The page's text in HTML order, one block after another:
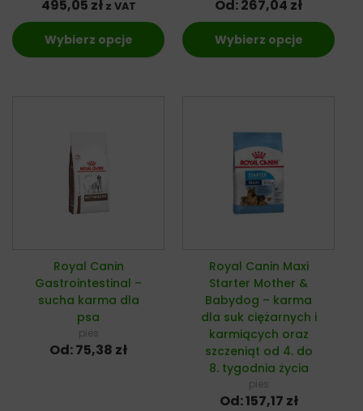
495,05 zł z VAT
Wybierz opcje
Od:267,04 zł
Wybierz opcje
Royal Canin
Gastrointestinal –
sucha karma dla
psa
pies
Od:75,38 zł
Royal Canin Maxi
Starter Mother &
Babydog – karma
dla suk ciężarnych i
karmiących oraz
szczeniąt od 4. do
8. tygodnia życia
pies
Od:157,17 zł